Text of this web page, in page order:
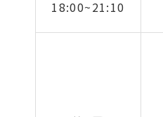
18:00~21:10